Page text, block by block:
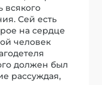
всякого
Сей есть
на сердце
человек
должен был
рассуждая,